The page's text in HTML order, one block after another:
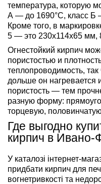
температура, которую
А — до 1690°C, класс Б
Кроме того, в
5 — это 230х114х65
Огнестойкий кирпич
пористостью и
теплопроводимость,
дольше он нагревается
пористость — тем
разную форму:
торцевую,
Где выгодно
кирпич в Ивано-
У каталозі інтернет-
придбати кирпич для
вогнетривкості та